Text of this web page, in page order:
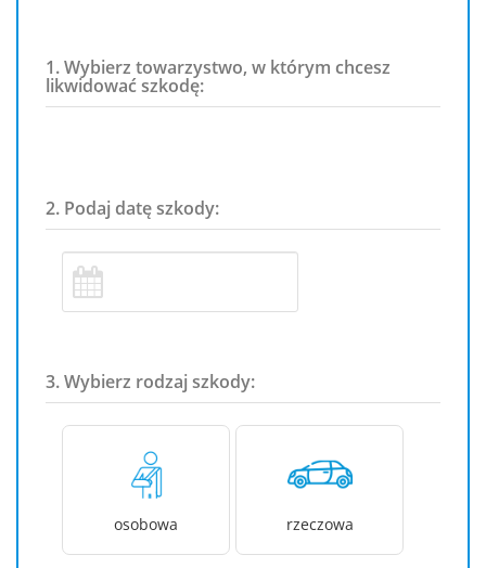
1. Wybierz towarzystwo, w którym chcesz
likwidować szkodę:
2. Podaj datę szkody:
3. Wybierz rodzaj szkody:
osobowa rzeczowa